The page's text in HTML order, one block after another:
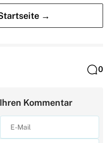
→
0
Kommentar